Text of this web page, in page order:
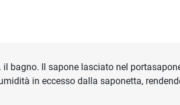
bagno. Il sapone lasciato nel
in eccesso dalla saponetta,